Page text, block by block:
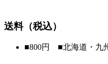
送料（税込）
■800円 ■北海道・